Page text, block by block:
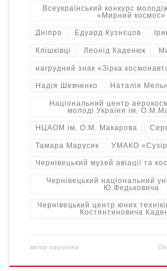
Всеукраїнський конкурс
«Мирний космос»
Дніпро Едуард Кузнєцов
Клішківці Леонід Каденюк
нагрудний знак «Зірка
Надія Шевченко Наталія
Національний центр
молоді України ім.
НЦАОМ ім. О.М. Макарова
Тамара Марусик УМАКО
Чернівецький музей авіації та
Чернівецький національний
Ю.Федьковича
Чернівецький центр юних
Костянтиновича
автор sporynina